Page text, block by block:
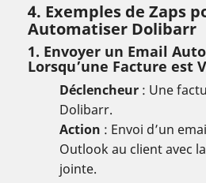
4. Exemples de Zaps
Automatiser Dolibarr
1. Envoyer un Email
Lorsqu’une Facture est
Déclencheur : Une
Dolibarr.
Action : Envoi d’un
Outlook au client avec
jointe.